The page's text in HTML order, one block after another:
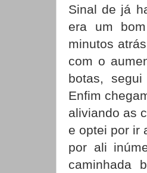
Sinal de já
era um
minutos
com o
botas,
Enfim
aliviando as
e optei por ir
por ali
caminhada